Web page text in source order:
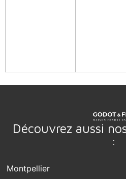
Découvrez aussi
:
Montpellier